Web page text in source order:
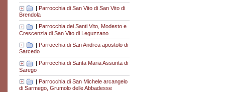
| Parrocchia di San Vito di San Vito di
Brendola
| Parrocchia dei Santi Vito, Modesto e
Crescenzia di San Vito di Leguzzano
| Parrocchia di San Andrea apostolo di
Sarcedo
Parrocchia di Santa Maria Assunta di
Sarego
| Parrocchia di San Michele arcangelo
di Sarmego, Grumolo delle Abbadesse